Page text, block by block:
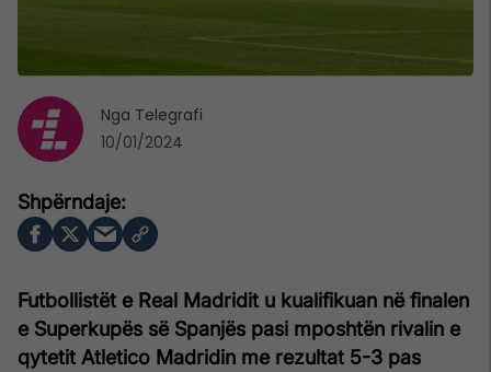
Futbollistët e Real Madridit u kualifikuan në finalen
e Superkupës së Spanjës pasi mposhtën rivalin e
qytetit Atletico Madridin me rezultat 5-3 pas
Nga Telegrafi
10/01/2024